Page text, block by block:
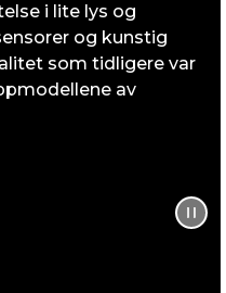
i lite lys og
og kunstig
som tidligere var
av